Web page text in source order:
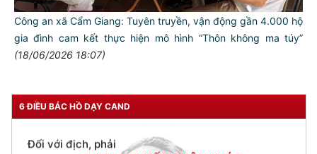
Công an xã Cẩm Giang: Tuyên truyền, vận động gần 4.000 hộ
gia đình cam kết thực hiện mô hình “Thôn không ma túy”
(18/06/2026 18:07)
6 ĐIỀU BÁC HỒ DẠY CAND
Đối với nhân dân, phải
KÍNH TRỌNG LỄ PHÉP
Đối với công việc, phải
CƯƠNG QUYẾT, KHÔN KHÉO
gửi Công an Khu XII,
ngày 11 tháng 3 năm 1948.